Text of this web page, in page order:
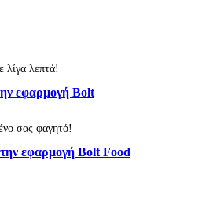
λίγα λεπτά!
εφαρμογή Bolt
σας φαγητό!
εφαρμογή Bolt Food